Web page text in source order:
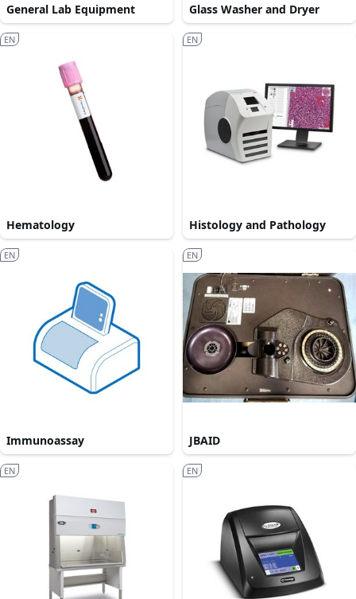
General Lab Equipment Glass Washer and Dryer
Hematology
EN
Histology and Pathology
EN
Immunoassay
EN
JBAID
EN
EN EN